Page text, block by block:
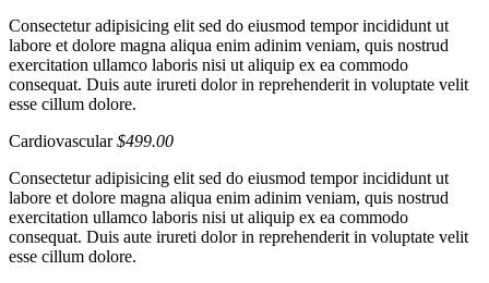
Consectetur adipisicing elit sed do eiusmod tempor incididunt ut
labore et dolore magna aliqua enim adinim veniam, quis nostrud
exercitation ullamco laboris nisi ut aliquip ex ea commodo
consequat. Duis aute irureti dolor in reprehenderit in voluptate velit
esse cillum dolore.
Cardiovascular$499.00
Consectetur adipisicing elit sed do eiusmod tempor incididunt ut
labore et dolore magna aliqua enim adinim veniam, quis nostrud
exercitation ullamco laboris nisi ut aliquip ex ea commodo
consequat. Duis aute irureti dolor in reprehenderit in voluptate velit
esse cillum dolore.